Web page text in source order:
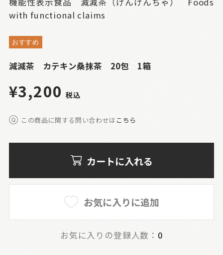
with functional claims
おすすめ
減減茶 カテキン桑抹茶 20包 1箱
¥3,200 税込
この商品に関する問い合わせは こちら
カートに入れる
お気に入りに追加
お気に入りの登録人数： 0